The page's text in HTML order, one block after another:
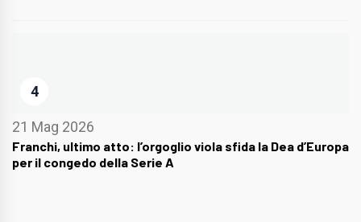
4
21 Mag 2026
Franchi, ultimo atto: l’orgoglio viola sfida la Dea d’Europa
per il congedo della Serie A